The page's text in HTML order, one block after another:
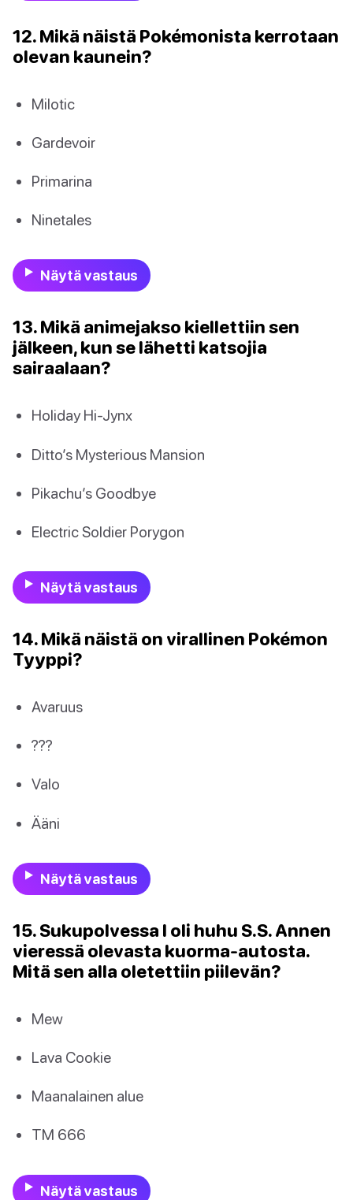
12. Mikä näistä Pokémonista kerrotaan
olevan kaunein?
Milotic
Gardevoir
Primarina
Ninetales
Näytä vastaus
13. Mikä animejakso kiellettiin sen
jälkeen, kun se lähetti katsojia
sairaalaan?
Holiday Hi-Jynx
Ditto’s Mysterious Mansion
Pikachu’s Goodbye
Electric Soldier Porygon
Näytä vastaus
14. Mikä näistä on virallinen Pokémon
Tyyppi?
Avaruus
???
Valo
Ääni
Näytä vastaus
15. Sukupolvessa I oli huhu S.S. Annen
vieressä olevasta kuorma-autosta.
Mitä sen alla oletettiin piilevän?
Mew
Lava Cookie
Maanalainen alue
TM 666
Näytä vastaus